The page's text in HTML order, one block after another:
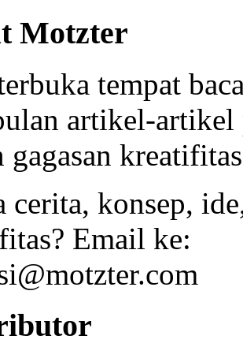
Motzter
tempat
artikel-artikel
gagasan
cerita, konsep,
Email ke: